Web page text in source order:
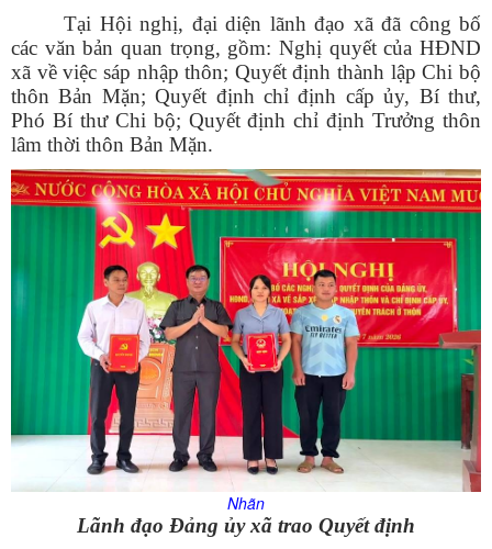
Tại Hội nghị, đại diện lãnh đạo xã đã công bố
các văn bản quan trọng, gồm: Nghị quyết của HĐND
xã về việc sáp nhập thôn; Quyết định thành lập Chi bộ
thôn Bản Mặn; Quyết định chỉ định cấp ủy, Bí thư,
Phó Bí thư Chi bộ; Quyết định chỉ định Trưởng thôn
lâm thời thôn Bản Mặn.
Nhãn
Lãnh đạo Đảng ủy xã trao Quyết định